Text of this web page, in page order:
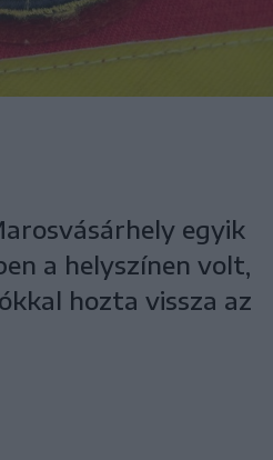
egyik
a helyszínen volt,
hozta vissza az